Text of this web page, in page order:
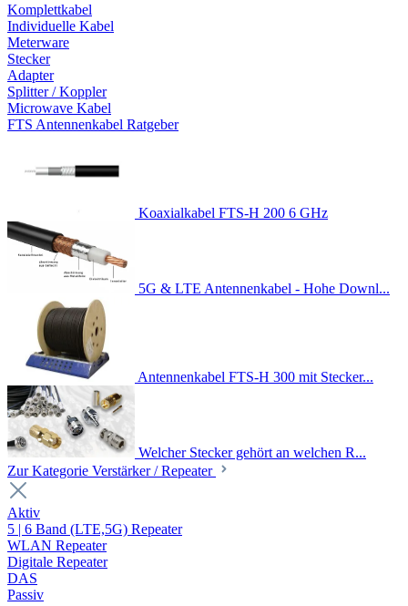
Komplettkabel
Individuelle Kabel
Meterware
Stecker
Adapter
Splitter / Koppler
Microwave Kabel
FTS Antennenkabel Ratgeber
Koaxialkabel FTS-H 200 6 GHz
5G & LTE Antennenkabel - Hohe Downl...
Antennenkabel FTS-H 300 mit Stecker...
Welcher Stecker gehört an welchen R...
Zur Kategorie Verstärker / Repeater
Aktiv
5 | 6 Band (LTE,5G) Repeater
WLAN Repeater
Digitale Repeater
DAS
Passiv